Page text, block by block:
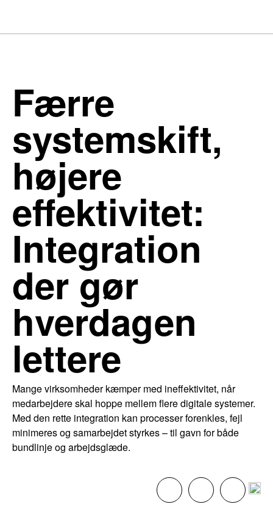
Færre
systemskift,
højere
effektivitet:
Integration
der gør
hverdagen
lettere
Mange virksomheder kæmper med ineffektivitet, når
medarbejdere skal hoppe mellem flere digitale systemer.
Med den rette integration kan processer forenkles, fejl
minimeres og samarbejdet styrkes – til gavn for både
bundlinje og arbejdsglæde.